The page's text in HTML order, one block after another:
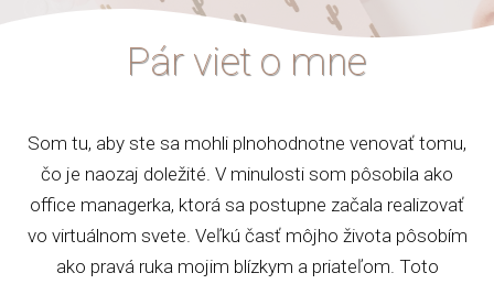
Pár viet o mne
Som tu, aby ste sa mohli plnohodnotne venovať tomu,
čo je naozaj doležité. V minulosti som pôsobila ako
office managerka, ktorá sa postupne začala realizovať
vo virtuálnom svete. Veľkú časť môjho života pôsobím
ako pravá ruka mojim blízkym a priateľom. Toto